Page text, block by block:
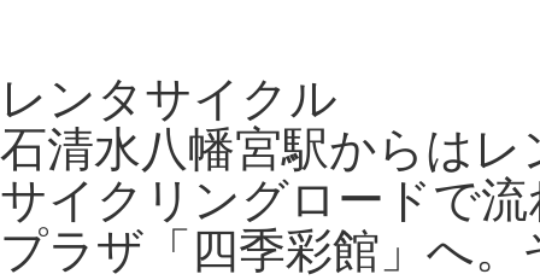
レンタサイクル
石清水八幡宮駅からは
サイクリングロードで
プラザ「四季彩館」へ